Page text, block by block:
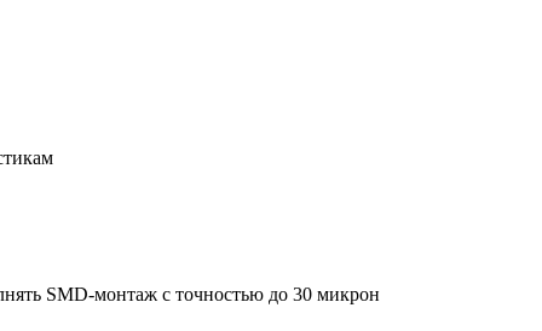
SMD-мон­таж с точ­но­стью до 30 мик­рон